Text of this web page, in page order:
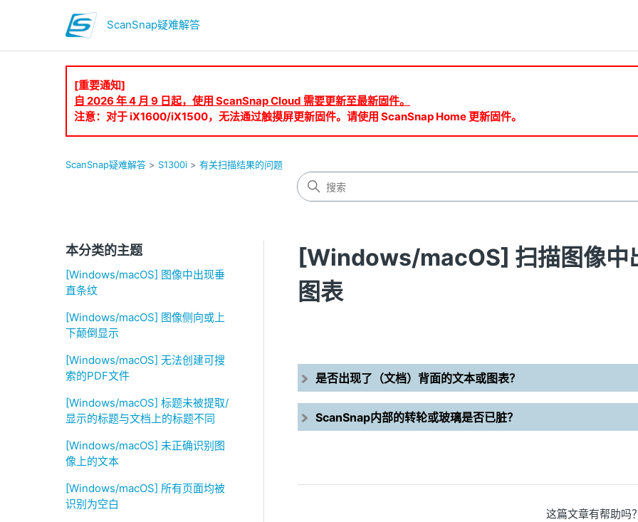
ScanSnap疑难解答
[重要通知]
自 2026 年 4 月 9 日起，使用 ScanSnap Cloud 需要更新至最新固件。
注意：对于 iX1600/iX1500，无法通过触摸屏更新固件。请使用 ScanSnap Home 更新固件。
ScanSnap疑难解答 S1300i 有关扫描结果的问题
本分类的主题
[Windows/macOS] 图像中出现垂
直条纹
[Windows/macOS] 图像侧向或上
下颠倒显示
[Windows/macOS] 无法创建可搜
索的PDF文件
[Windows/macOS] 标题未被提取/
显示的标题与文档上的标题不同
[Windows/macOS] 未正确识别图
像上的文本
[Windows/macOS] 所有页面均被
识别为空白
[Windows/macOS] 扫描图像中
图表
是否出现了（文档）背面的文本或图表？
ScanSnap内部的转轮或玻璃是否已脏？
这篇文章有帮助吗